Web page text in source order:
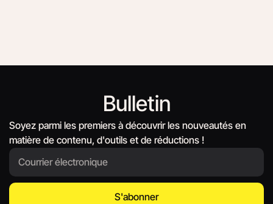
Bulletin
Soyez parmi les premiers à découvrir les nouveautés en
matière de contenu, d'outils et de réductions !
S'abonner